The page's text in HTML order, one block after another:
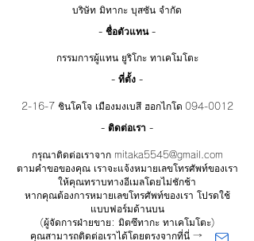
บริษัท มิทากะ บุสซัน จำกัด
- ชื่อตัวแทน -
กรรมการผู้แทน ยูริโกะ ทาเคโมโตะ
- ที่ตั้ง -
2-16-7 ชินโคโจ เมืองมงเบสึ ฮอกไกโด 094-0012
- ติดต่อเรา -
กรุณาติดต่อเราจาก mitaka5545@gmail.com
ตามคำขอของคุณ เราจะแจ้งหมายเลขโทรศัพท์ของเรา
ให้คุณทราบทางอีเมลโดยไม่ชักช้า
หากคุณต้องการหมายเลขโทรศัพท์ของเรา โปรดใช้
แบบฟอร์มด้านบน
(ผู้จัดการฝ่ายขาย: มิตซึทากะ ทาเคโมโตะ)
คุณสามารถติดต่อเราได้โดยตรงจากที่นี่ →